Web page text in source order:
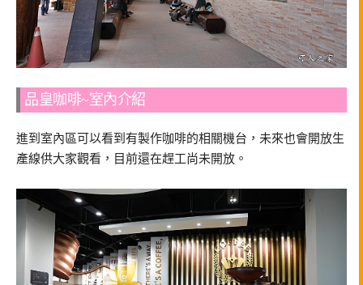
品皇咖啡~室內介紹
進到室內區可以看到有製作咖啡的相關機台，未來也會開放生
產線供大家觀看，目前還在趕工尚未開放。